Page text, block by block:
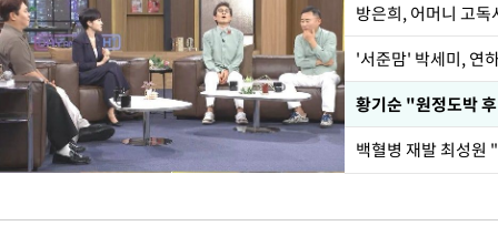
방은희, 어머니 고
'서준맘' 박세미, 연
황기순 "원정도박
백혈병 재발 최성원